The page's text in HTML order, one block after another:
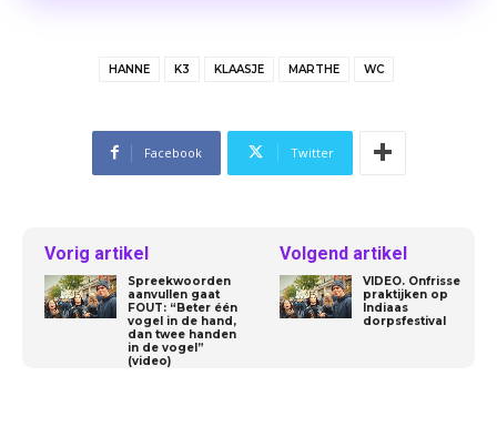
HANNE K3 KLAASJE MARTHE WC
Facebook Twitter
Vorig artikel
Spreekwoorden
aanvullen gaat
FOUT: “Beter één
vogel in de hand,
dan twee handen
in de vogel”
(video)
Volgend artikel
VIDEO. Onfrisse
praktijken op
Indiaas
dorpsfestival